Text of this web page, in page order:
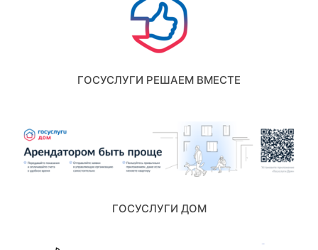
ГОСУСЛУГИ РЕШАЕМ ВМЕСТЕ
ГОСУСЛУГИ ДОМ